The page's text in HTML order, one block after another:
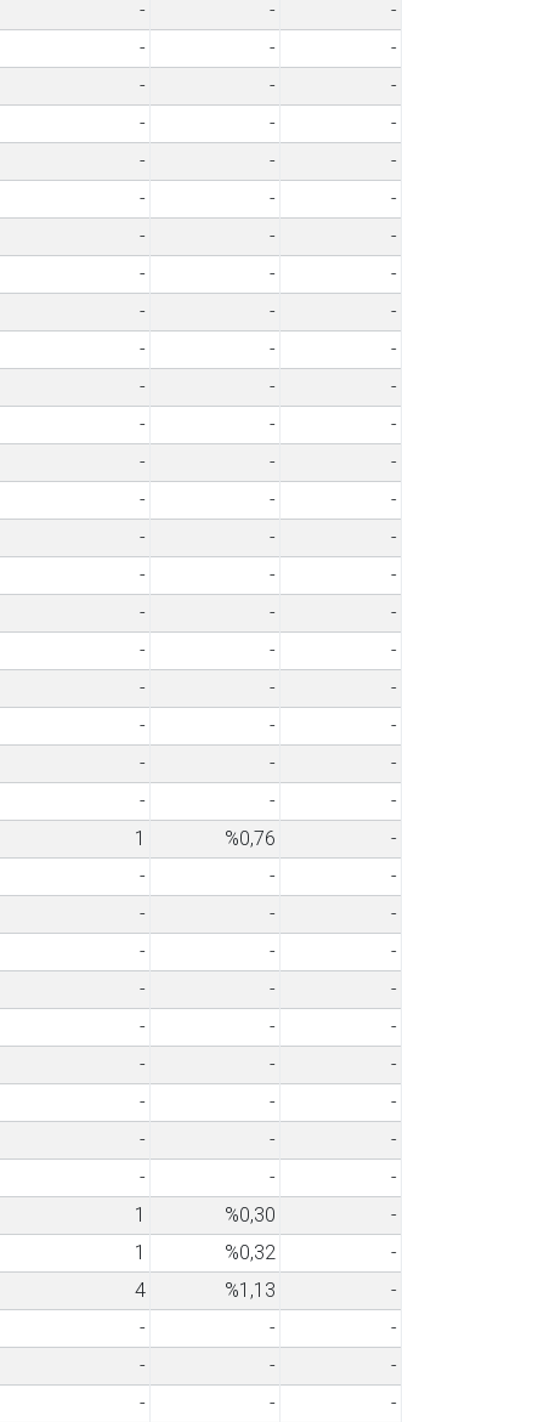
- -
-
- -
-
- -
-
- -
-
- -
-
- -
-
- -
-
- -
-
- -
-
- -
-
- -
-
- -
-
- -
-
- -
-
- -
-
- -
-
- -
-
- -
-
- -
-
- -
-
- -
-
- -
-
1 %0,76
-
- -
-
- -
-
- -
-
- -
-
- -
-
- -
-
- -
-
- -
-
- -
-
1 %0,30
-
1 %0,32
-
4 %1,13
-
- -
-
- -
-
- -
-